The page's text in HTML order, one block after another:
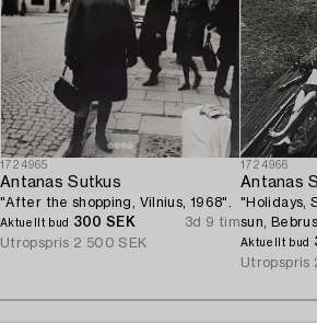
1724965
Antanas Sutkus
"After the shopping, Vilnius, 1968".
Aktuellt bud 300 SEK
3d 9 tim
Utropspris 2 500 SEK
1724966
Antanas
"Holidays,
sun,
Aktuellt bud
Utropspris